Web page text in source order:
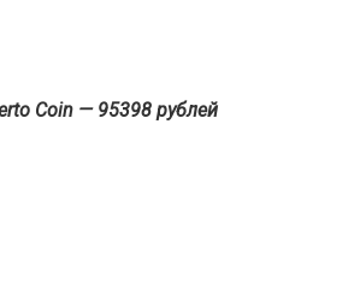
Coin — 95398 рублей